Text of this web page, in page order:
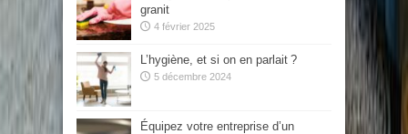
granit
4 février 2025
L’hygiène, et si on en parlait ?
5 décembre 2024
Équipez votre entreprise d’un